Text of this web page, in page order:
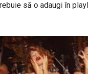
să o adaugi în